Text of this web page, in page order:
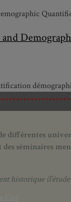
différentes
séminaires
historique